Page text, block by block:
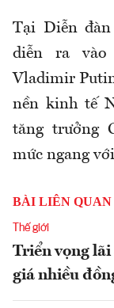
Tại Diễn
diễn ra vào
Vladimir
nền kinh tế
tăng trưởng
mức ngang
BÀI LIÊN QUAN
Thế giới
Triển vọng lãi
giá nhiều